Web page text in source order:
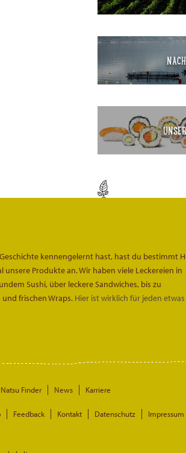
kennengelernt hast, hast du bestimmt
unsere Produkte an. Wir haben viele Leckereien in
Sushi, über leckere Sandwiches, bis zu
frischen Wraps. Hier ist wirklich für jeden etwas
Natsu Finder News Karriere
Feedback Kontakt Datenschutz Impressum